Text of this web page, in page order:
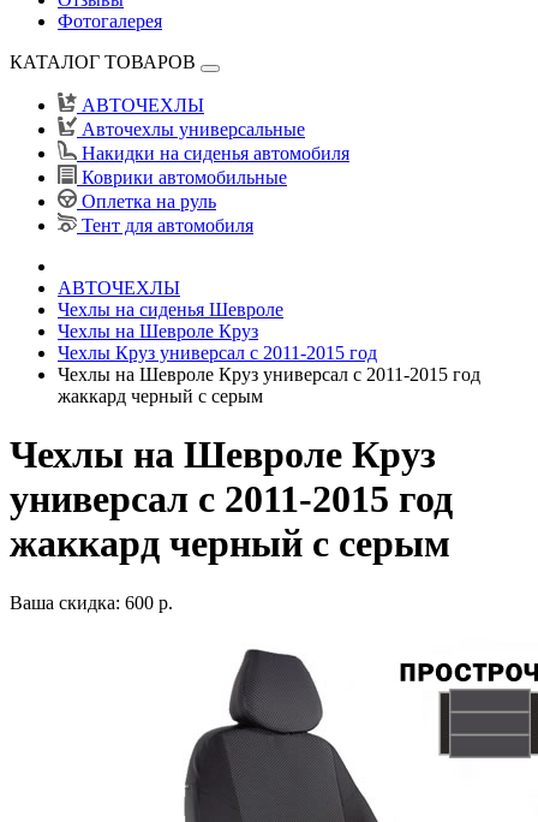
Фотогалерея
КАТАЛОГ ТОВАРОВ
АВТОЧЕХЛЫ
Авточехлы универсальные
Накидки на сиденья автомобиля
Коврики автомобильные
Оплетка на руль
Тент для автомобиля
АВТОЧЕХЛЫ
Чехлы на сиденья Шевроле
Чехлы на Шевроле Круз
Чехлы Круз универсал с 2011-2015 год
Чехлы на Шевроле Круз универсал с 2011-2015 год
жаккард черный с серым
Чехлы на Шевроле Круз
универсал с 2011-2015 год
жаккард черный с серым
Ваша скидка: 600 р.